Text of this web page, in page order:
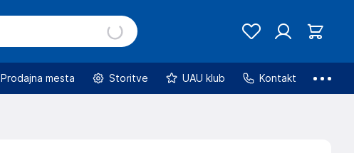
Prodajna mesta Storitve UAU klub Kontakt